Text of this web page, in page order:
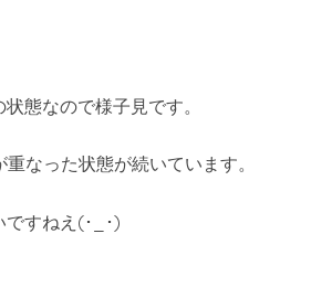
態なので様子見です。
なった状態が続いています。
ですねえ(･_･)